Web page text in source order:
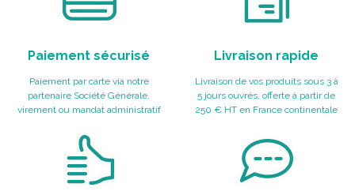
Paiement sécurisé
Paiement par carte via notre
partenaire Société Générale,
virement ou mandat administratif
Livraison rapide
Livraison de vos produits sous 3 à
5 jours ouvrés, offerte à partir de
250 € HT en France continentale